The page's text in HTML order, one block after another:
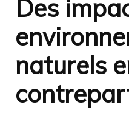
Des
naturels